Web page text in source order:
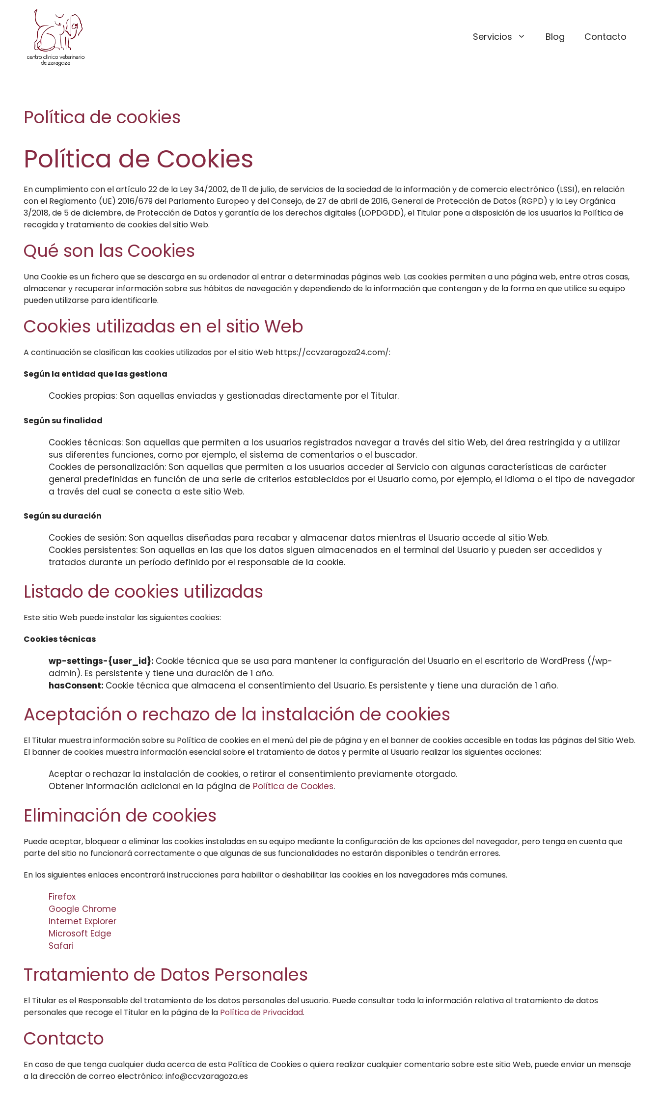
contenido
Servicios Blog Contacto
Política de cookies
Política de Cookies
En cumplimiento con el artículo 22 de la Ley 34/2002, de 11 de julio, de servicios de la sociedad de la información y de comercio electrónico (LSSI), en relación
con el Reglamento (UE) 2016/679 del Parlamento Europeo y del Consejo, de 27 de abril de 2016, General de Protección de Datos (RGPD) y la Ley Orgánica
3/2018, de 5 de diciembre, de Protección de Datos y garantía de los derechos digitales (LOPDGDD), el Titular pone a disposición de los usuarios la Política de
recogida y tratamiento de cookies del sitio Web.
Qué son las Cookies
Una Cookie es un fichero que se descarga en su ordenador al entrar a determinadas páginas web. Las cookies permiten a una página web, entre otras cosas,
almacenar y recuperar información sobre sus hábitos de navegación y dependiendo de la información que contengan y de la forma en que utilice su equipo
pueden utilizarse para identificarle.
Cookies utilizadas en el sitio Web
A continuación se clasifican las cookies utilizadas por el sitio Web https://ccvzaragoza24.com/:
Según la entidad que las gestiona
Cookies propias: Son aquellas enviadas y gestionadas directamente por el Titular.
Según su finalidad
Cookies técnicas: Son aquellas que permiten a los usuarios registrados navegar a través del sitio Web, del área restringida y a utilizar
sus diferentes funciones, como por ejemplo, el sistema de comentarios o el buscador.
Cookies de personalización: Son aquellas que permiten a los usuarios acceder al Servicio con algunas características de carácter
general predefinidas en función de una serie de criterios establecidos por el Usuario como, por ejemplo, el idioma o el tipo de navegador
a través del cual se conecta a este sitio Web.
Según su duración
Cookies de sesión: Son aquellas diseñadas para recabar y almacenar datos mientras el Usuario accede al sitio Web.
Cookies persistentes: Son aquellas en las que los datos siguen almacenados en el terminal del Usuario y pueden ser accedidos y
tratados durante un período definido por el responsable de la cookie.
Listado de cookies utilizadas
Este sitio Web puede instalar las siguientes cookies:
Cookies técnicas
wp-settings-{user_id}: Cookie técnica que se usa para mantener la configuración del Usuario en el escritorio de WordPress (/wp-
admin). Es persistente y tiene una duración de 1 año.
hasConsent: Cookie técnica que almacena el consentimiento del Usuario. Es persistente y tiene una duración de 1 año.
Aceptación o rechazo de la instalación de cookies
El Titular muestra información sobre su Política de cookies en el menú del pie de página y en el banner de cookies accesible en todas las páginas del Sitio Web.
El banner de cookies muestra información esencial sobre el tratamiento de datos y permite al Usuario realizar las siguientes acciones:
Aceptar o rechazar la instalación de cookies, o retirar el consentimiento previamente otorgado.
Obtener información adicional en la página de Política de Cookies.
Eliminación de cookies
Puede aceptar, bloquear o eliminar las cookies instaladas en su equipo mediante la configuración de las opciones del navegador, pero tenga en cuenta que
parte del sitio no funcionará correctamente o que algunas de sus funcionalidades no estarán disponibles o tendrán errores.
En los siguientes enlaces encontrará instrucciones para habilitar o deshabilitar las cookies en los navegadores más comunes.
Firefox
Google Chrome
Internet Explorer
Microsoft Edge
Safari
Tratamiento de Datos Personales
El Titular es el Responsable del tratamiento de los datos personales del usuario. Puede consultar toda la información relativa al tratamiento de datos
personales que recoge el Titular en la página de la Política de Privacidad.
Contacto
En caso de que tenga cualquier duda acerca de esta Política de Cookies o quiera realizar cualquier comentario sobre este sitio Web, puede enviar un mensaje
a la dirección de correo electrónico: info@ccvzaragoza.es